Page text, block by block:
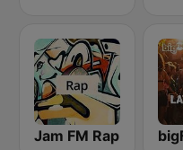
Jam FM Rap